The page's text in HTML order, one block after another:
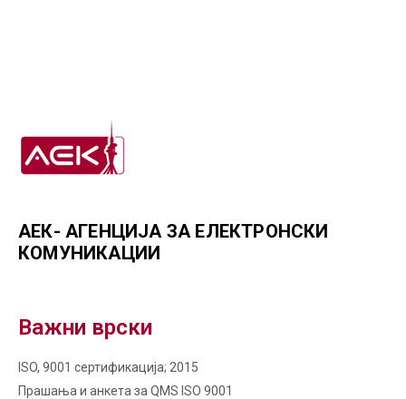
АЕК- АГЕНЦИЈА ЗА ЕЛЕКТРОНСКИ
КОМУНИКАЦИИ
Важни врски
ISO, 9001 сертификација; 2015
Прашања и анкета за QMS ISO 9001